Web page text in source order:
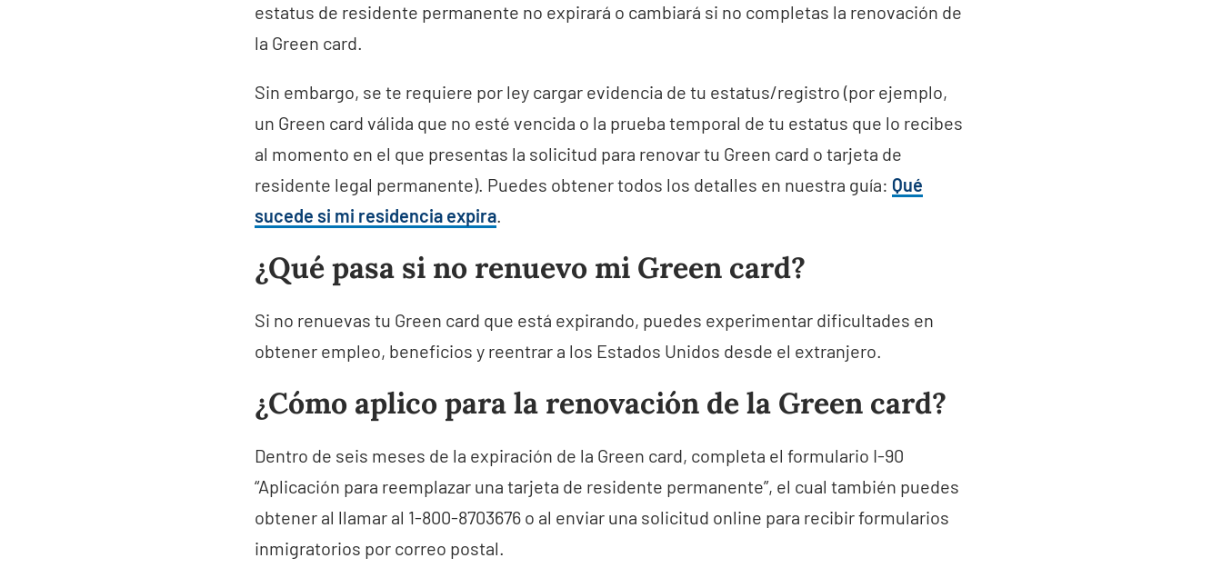
estatus de residente permanente no expirará o cambiará si no completas la renovación de
la Green card.
Sin embargo, se te requiere por ley cargar evidencia de tu estatus/registro (por ejemplo,
un Green card válida que no esté vencida o la prueba temporal de tu estatus que lo recibes
al momento en el que presentas la solicitud para renovar tu Green card o tarjeta de
residente legal permanente). Puedes obtener todos los detalles en nuestra guía: Qué
sucede si mi residencia expira.
¿Qué pasa si no renuevo mi Green card?
Si no renuevas tu Green card que está expirando, puedes experimentar dificultades en
obtener empleo, beneficios y reentrar a los Estados Unidos desde el extranjero.
¿Cómo aplico para la renovación de la Green card?
Dentro de seis meses de la expiración de la Green card, completa el formulario I-90
“Aplicación para reemplazar una tarjeta de residente permanente”, el cual también puedes
obtener al llamar al 1-800-8703676 o al enviar una solicitud online para recibir formularios
inmigratorios por correo postal.